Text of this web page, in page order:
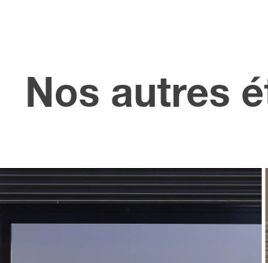
Nos autres
Créer une
pour une